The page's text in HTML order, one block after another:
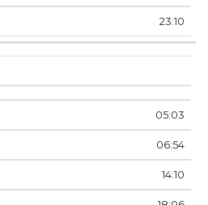
23:10
05:03
06:54
14:10